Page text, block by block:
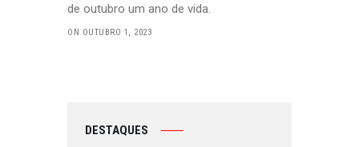
de outubro um ano de vida.
ON OUTUBRO 1, 2023
DESTAQUES